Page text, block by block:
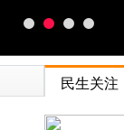
民生关注